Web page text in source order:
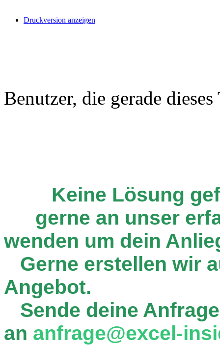
Druckversion anzeigen
Benutzer, die gerade
Keine Lösung
gerne an unser
wenden um dein
Gerne erstellen wir
Angebot.
Sende deine
an anfrage@excel-